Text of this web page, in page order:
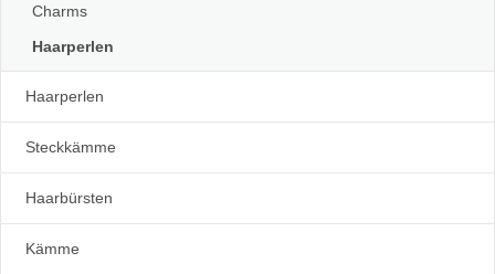
Charms
Haarperlen
Haarperlen
Steckkämme
Haarbürsten
Kämme